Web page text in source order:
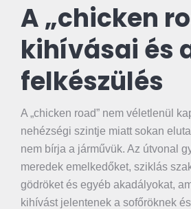
A „chicken
kihívásai és
felkészülés
A „chicken road” nem véletlenül
nehézségi szintje miatt sokan
nem bírja a járművük. Az útvonal
meredek emelkedőket, sziklás
gödröket és egyéb akadályokat,
kihívást jelentenek a sofőröknek